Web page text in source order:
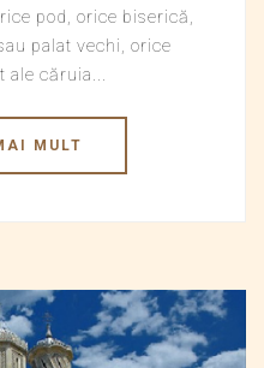
pod, orice biserică,
palat vechi, orice
ale căruia...
MULT